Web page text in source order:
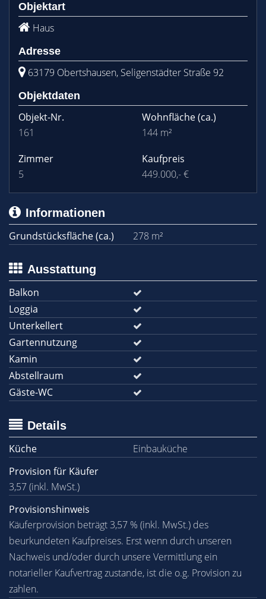
Objektart
Haus
Adresse
63179 Obertshausen, Seligenstädter Straße 92
Objektdaten
Objekt-Nr.
161
Wohnfläche(ca.)
144 m²
Zimmer
5
Kaufpreis
449.000,- €
Informationen
Grundstücksfläche (ca.)
278 m²
Ausstattung
Balkon
Loggia
Unterkellert
Gartennutzung
Kamin
Abstellraum
Gäste-WC
Details
Küche
Einbauküche
Provision für Käufer
3,57 (inkl. MwSt.)
Provisionshinweis
Käuferprovision beträgt 3,57 % (inkl. MwSt.) des
beurkundeten Kaufpreises. Erst wenn durch unseren
Nachweis und/oder durch unsere Vermittlung ein
notarieller Kaufvertrag zustande, ist die o.g. Provision zu
zahlen.